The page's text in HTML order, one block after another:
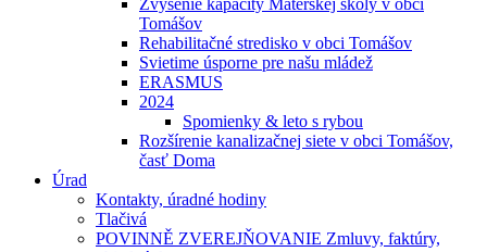
Zvýšenie kapacity Materskej školy v obci
Tomášov
Rehabilitačné stredisko v obci Tomášov
Svietime úsporne pre našu mládež
ERASMUS
2024
Spomienky & leto s rybou
Rozšírenie kanalizačnej siete v obci Tomášov,
časť Doma
Úrad
Kontakty, úradné hodiny
Tlačivá
POVINNĚ ZVEREJŇOVANIE Zmluvy, faktúry,